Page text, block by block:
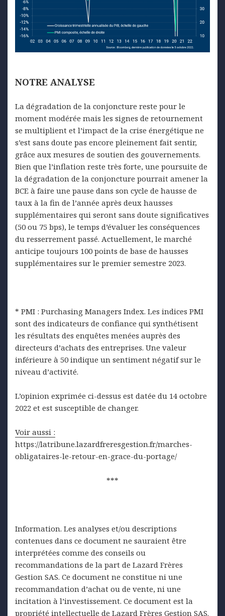
NOTRE ANALYSE
La dégradation de la conjoncture reste pour le
moment modérée mais les signes de retournement
se multiplient et l’impact de la crise énergétique ne
s’est sans doute pas encore pleinement fait sentir,
grâce aux mesures de soutien des gouvernements.
Bien que l’inflation reste très forte, une poursuite de
la dégradation de la conjoncture pourrait amener la
BCE à faire une pause dans son cycle de hausse de
taux à la fin de l’année après deux hausses
supplémentaires qui seront sans doute significatives
(50 ou 75 bps), le temps d’évaluer les conséquences
du resserrement passé. Actuellement, le marché
anticipe toujours 100 points de base de hausses
supplémentaires sur le premier semestre 2023.
* PMI : Purchasing Managers Index. Les indices PMI
sont des indicateurs de confiance qui synthétisent
les résultats des enquêtes menées auprès des
directeurs d’achats des entreprises. Une valeur
inférieure à 50 indique un sentiment négatif sur le
niveau d’activité.
L’opinion exprimée ci-dessus est datée du 14 octobre
2022 et est susceptible de changer.
Voir aussi :
https://latribune.lazardfreresgestion.fr/marches-
obligataires-le-retour-en-grace-du-portage/
***
Information. Les analyses et/ou descriptions
contenues dans ce document ne sauraient être
interprétées comme des conseils ou
recommandations de la part de Lazard Frères
Gestion SAS. Ce document ne constitue ni une
recommandation d’achat ou de vente, ni une
incitation à l’investissement. Ce document est la
propriété intellectuelle de Lazard Frères Gestion SAS.